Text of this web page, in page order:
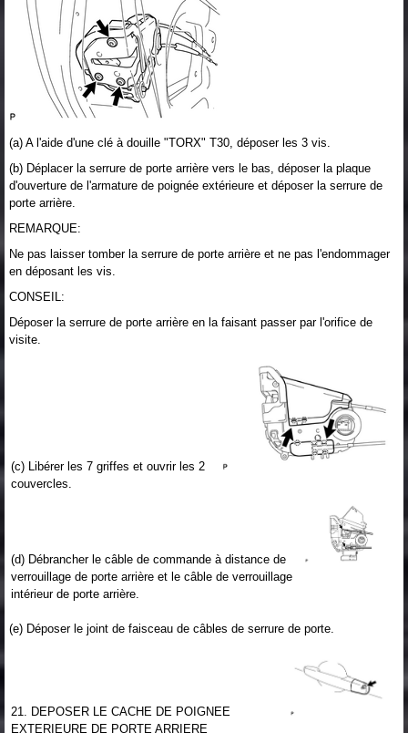
(a) A l'aide d'une clé à douille "TORX" T30, déposer les 3 vis.
(b) Déplacer la serrure de porte arrière vers le bas, déposer la plaque
d'ouverture de l'armature de poignée extérieure et déposer la serrure de
porte arrière.
REMARQUE:
Ne pas laisser tomber la serrure de porte arrière et ne pas l'endommager
en déposant les vis.
CONSEIL:
Déposer la serrure de porte arrière en la faisant passer par l'orifice de
visite.
(c) Libérer les 7 griffes et ouvrir les 2
couvercles.
(d) Débrancher le câble de commande à distance de
verrouillage de porte arrière et le câble de verrouillage
intérieur de porte arrière.
(e) Déposer le joint de faisceau de câbles de serrure de porte.
21. DEPOSER LE CACHE DE POIGNEE
EXTERIEURE DE PORTE ARRIERE